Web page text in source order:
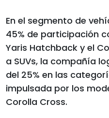
En el segmento de
45% de participación
Yaris Hatchback y el
a SUVs, la compañía
del 25% en las
impulsada por los
Corolla Cross.